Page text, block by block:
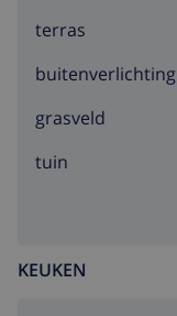
terras
buitenverlichting
grasveld
tuin
KEUKEN